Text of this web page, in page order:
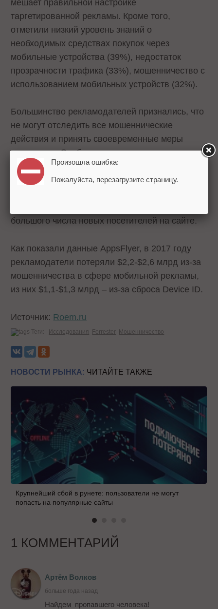
мешает правильной настройке
таргетированной рекламы. Кроме того,
отметили низкий уровень знаний о
необходимых средствах покупок через
мобильные устройства (39%), недостаток
прозрачности трафика (33%), мошенничество с
использованием мобильных устройств (32%).
Большинство рекламодателей признались, что
не могут отследить все мошеннические
действия и принять своевременные меры
против них. Особенно это касается
мошенничества с со сбросом Device ID – когда
злоумышленники используют специальное
большого числа новых посетителей на сайте.
Как показали данные AppsFlyer, в 2017 году
рекламодатели потеряли $2,2-$2,6 млрд из-за
мошенничества в сфере мобильной рекламы,
из них $1,1-$1,3 млрд – из-за сброса Device ID.
Источник: Roem.ru
Теги: Исследования Forrester Мошенничество
НОВОСТИ РЫНКА: ЧИТАЙТЕ ТАКЖЕ
Крупнейший сбой в рунете: пользователи не могут
попасть на популярные сайты
1 КОММЕНТАРИЙ
Артём Волков
больше года назад
Найдем пропавшего человека!
Произошла ошибка:
Пожалуйста, перезагрузите страницу.